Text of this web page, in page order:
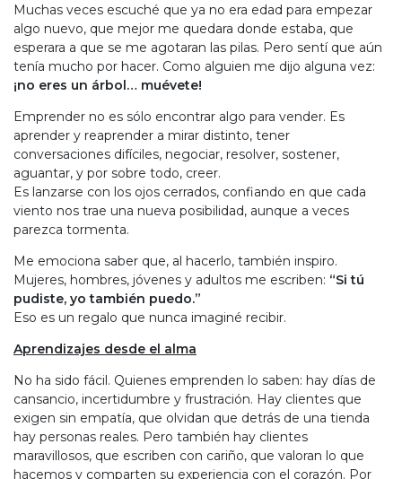
Muchas veces escuché que ya no era edad para empezar
algo nuevo, que mejor me quedara donde estaba, que
esperara a que se me agotaran las pilas. Pero sentí que aún
tenía mucho por hacer. Como alguien me dijo alguna vez:
¡no eres un árbol… muévete!
Emprender no es sólo encontrar algo para vender. Es
aprender y reaprender a mirar distinto, tener
conversaciones difíciles, negociar, resolver, sostener,
aguantar, y por sobre todo, creer.
Es lanzarse con los ojos cerrados, confiando en que cada
viento nos trae una nueva posibilidad, aunque a veces
parezca tormenta.
Me emociona saber que, al hacerlo, también inspiro.
Mujeres, hombres, jóvenes y adultos me escriben: “Si tú
pudiste, yo también puedo.”
Eso es un regalo que nunca imaginé recibir.
Aprendizajes desde el alma
No ha sido fácil. Quienes emprenden lo saben: hay días de
cansancio, incertidumbre y frustración. Hay clientes que
exigen sin empatía, que olvidan que detrás de una tienda
hay personas reales. Pero también hay clientes
maravillosos, que escriben con cariño, que valoran lo que
hacemos y comparten su experiencia con el corazón. Por